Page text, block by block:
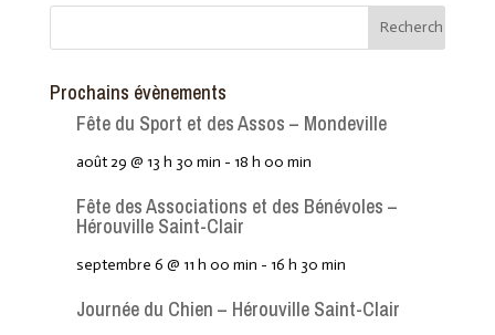
Prochains évènements
Fête du Sport et des Assos – Mondeville
août 29 @ 13 h 30 min - 18 h 00 min
Fête des Associations et des Bénévoles –
Hérouville Saint-Clair
septembre 6 @ 11 h 00 min - 16 h 30 min
Journée du Chien – Hérouville Saint-Clair